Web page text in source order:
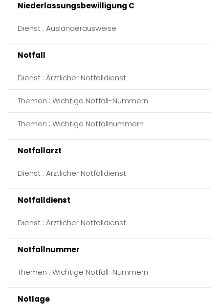
Niederlassungsbewilligung C
Dienst : Ausländerausweise
Notfall
Dienst : Ärztlicher Notfalldienst
Themen : Wichtige Notfall-Nummern
Themen : Wichtige Notfallnummern
Notfallarzt
Dienst : Ärztlicher Notfalldienst
Notfalldienst
Dienst : Ärztlicher Notfalldienst
Notfallnummer
Themen : Wichtige Notfall-Nummern
Notlage